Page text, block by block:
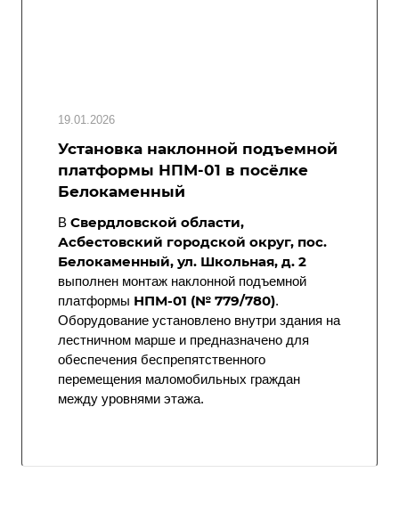
19.01.2026
Установка наклонной подъемной
платформы НПМ-01 в посёлке
Белокаменный
В Свердловской области,
Асбестовский городской округ, пос.
Белокаменный, ул. Школьная, д. 2
выполнен монтаж наклонной подъемной
платформы НПМ-01 (№ 779/780).
Оборудование установлено внутри здания на
лестничном марше и предназначено для
обеспечения беспрепятственного
перемещения маломобильных граждан
между уровнями этажа.